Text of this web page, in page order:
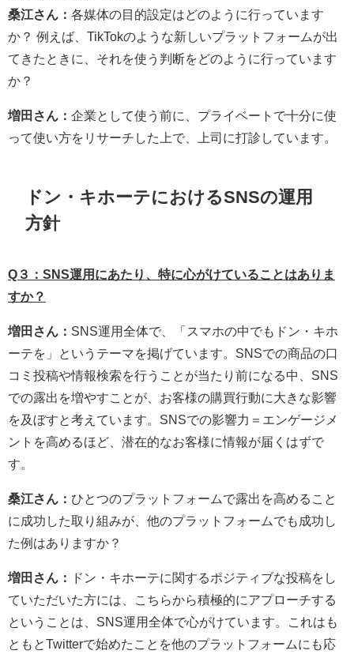
桑江さん： 各媒体の目的設定はどのように行っています
か？ 例えば、TikTokのような新しいプラットフォームが出
てきたときに、それを使う判断をどのように行っています
か？
増田さん： 企業として使う前に、プライベートで十分に使
って使い方をリサーチした上で、上司に打診しています。
ドン・キホーテにおけるSNSの運用
方針
Q３：SNS運用にあたり、特に心がけていることはありま
すか？
増田さん： SNS運用全体で、「スマホの中でもドン・キホ
ーテを」というテーマを掲げています。SNSでの商品の口
コミ投稿や情報検索を行うことが当たり前になる中、SNS
での露出を増やすことが、お客様の購買行動に大きな影響
を及ぼすと考えています。SNSでの影響力＝エンゲージメ
ントを高めるほど、潜在的なお客様に情報が届くはずで
す。
桑江さん： ひとつのプラットフォームで露出を高めること
に成功した取り組みが、他のプラットフォームでも成功し
た例はありますか？
増田さん：
ドン・キホーテに関するポジティブな投稿をし
ていただいた方には、こちらから積極的にアプローチする
ということは、SNS運用全体で心がけています。これはも
ともとTwitterで始めたことを他のプラットフォームにも応